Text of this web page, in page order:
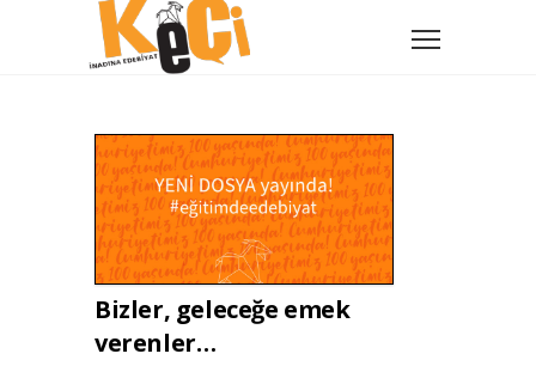
Bizler, geleceğe emek
verenler…